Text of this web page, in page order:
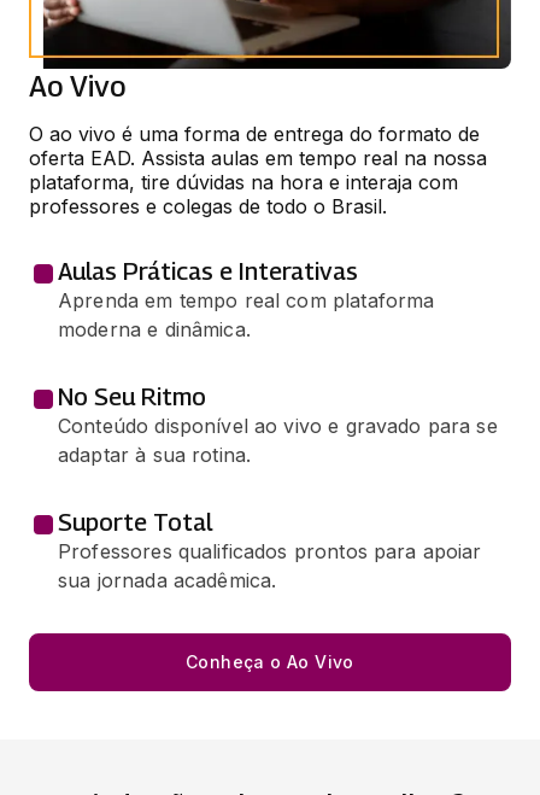
Ao Vivo
O ao vivo é uma forma de entrega do formato de
oferta EAD. Assista aulas em tempo real na nossa
plataforma, tire dúvidas na hora e interaja com
professores e colegas de todo o Brasil.
Aulas Práticas e Interativas
Aprenda em tempo real com plataforma
moderna e dinâmica.
No Seu Ritmo
Conteúdo disponível ao vivo e gravado para se
adaptar à sua rotina.
Suporte Total
Professores qualificados prontos para apoiar
sua jornada acadêmica.
Conheça o Ao Vivo